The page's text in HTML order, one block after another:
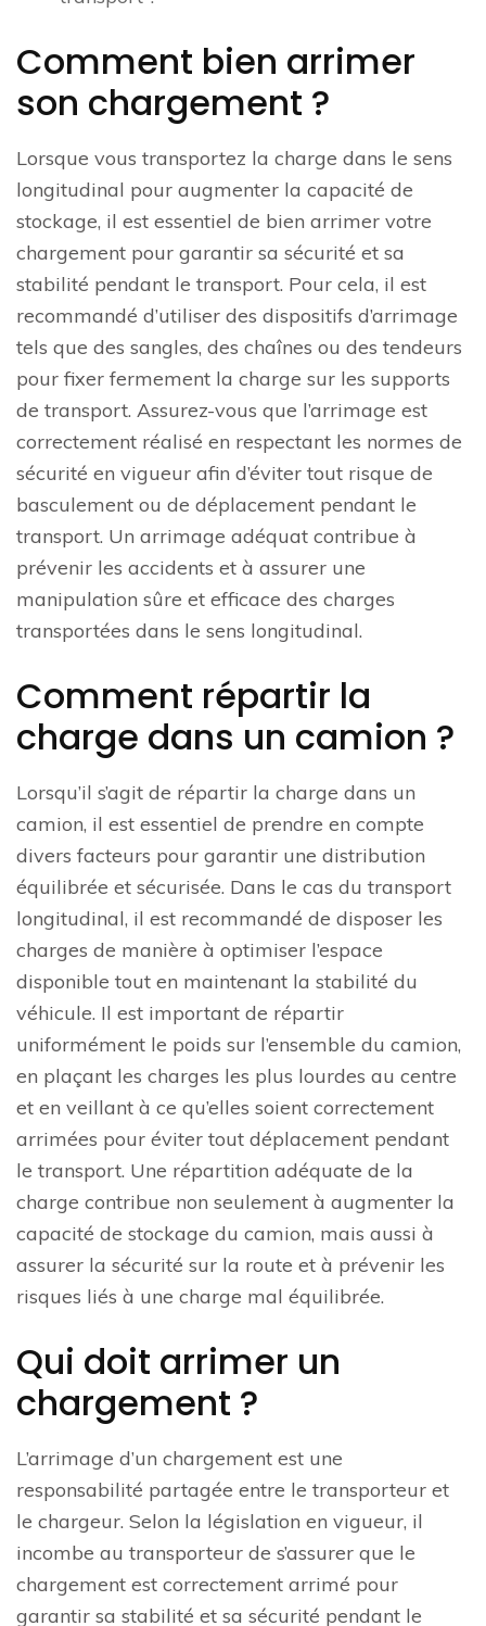
Comment bien arrimer
son chargement ?
Lorsque vous transportez la charge dans le sens
longitudinal pour augmenter la capacité de
stockage, il est essentiel de bien arrimer votre
chargement pour garantir sa sécurité et sa
stabilité pendant le transport. Pour cela, il est
recommandé d’utiliser des dispositifs d’arrimage
tels que des sangles, des chaînes ou des tendeurs
pour fixer fermement la charge sur les supports
de transport. Assurez-vous que l’arrimage est
correctement réalisé en respectant les normes de
sécurité en vigueur afin d’éviter tout risque de
basculement ou de déplacement pendant le
transport. Un arrimage adéquat contribue à
prévenir les accidents et à assurer une
manipulation sûre et efficace des charges
transportées dans le sens longitudinal.
Comment répartir la
charge dans un camion ?
Lorsqu’il s’agit de répartir la charge dans un
camion, il est essentiel de prendre en compte
divers facteurs pour garantir une distribution
équilibrée et sécurisée. Dans le cas du transport
longitudinal, il est recommandé de disposer les
charges de manière à optimiser l’espace
disponible tout en maintenant la stabilité du
véhicule. Il est important de répartir
uniformément le poids sur l’ensemble du camion,
en plaçant les charges les plus lourdes au centre
et en veillant à ce qu’elles soient correctement
arrimées pour éviter tout déplacement pendant
le transport. Une répartition adéquate de la
charge contribue non seulement à augmenter la
capacité de stockage du camion, mais aussi à
assurer la sécurité sur la route et à prévenir les
risques liés à une charge mal équilibrée.
Qui doit arrimer un
chargement ?
L’arrimage d’un chargement est une
responsabilité partagée entre le transporteur et
le chargeur. Selon la législation en vigueur, il
incombe au transporteur de s’assurer que le
chargement est correctement arrimé pour
garantir sa stabilité et sa sécurité pendant le